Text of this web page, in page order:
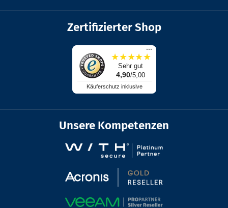
Zertifizierter Shop
...
★★★★★
Sehr gut
4,90/5,00
Käuferschutz inklusive
Unsere Kompetenzen